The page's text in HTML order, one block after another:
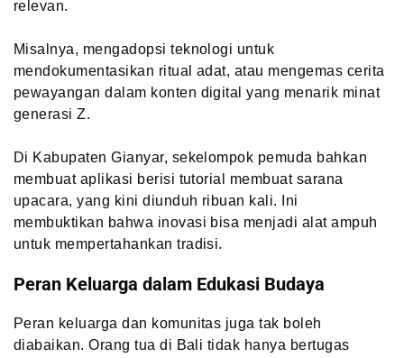
relevan.
Misalnya, mengadopsi teknologi untuk
mendokumentasikan ritual adat, atau mengemas cerita
pewayangan dalam konten digital yang menarik minat
generasi Z.
Di Kabupaten Gianyar, sekelompok pemuda bahkan
membuat aplikasi berisi tutorial membuat sarana
upacara, yang kini diunduh ribuan kali. Ini
membuktikan bahwa inovasi bisa menjadi alat ampuh
untuk mempertahankan tradisi.
Peran Keluarga dalam Edukasi Budaya
Peran keluarga dan komunitas juga tak boleh
diabaikan. Orang tua di Bali tidak hanya bertugas